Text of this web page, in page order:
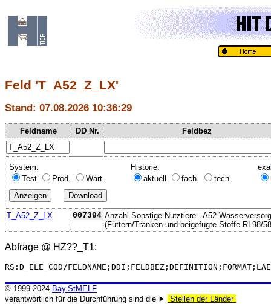
Feld 'T_A52_Z_LX'
Stand: 07.08.2026 10:36:29
Feldname DD Nr. Feldbez
System:
Test
Prod. Wart.
Historie:
aktuell
fach. tech.
T_A52_Z_LX 007394 Anzahl Sonstige Nutztiere - A52
(Füttern/Tränken und beigefügte Stoffe RL98/
Abfrage @ HZ??_T1:
RS:D_ELE_COD/
© 1999-2024 Bay.StMELF
verantwortlich für die Durchführung sind die ⯈
Stellen der Länder